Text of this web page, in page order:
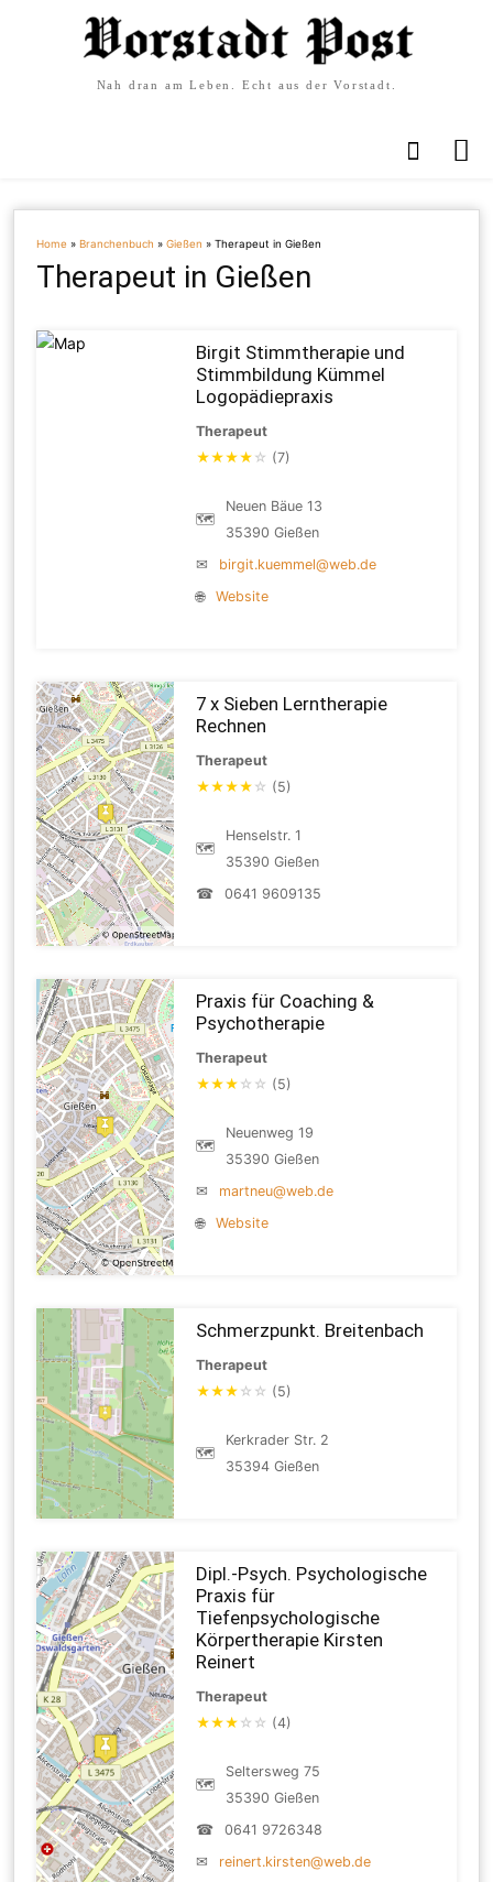
Nah dran am Leben. Echt aus der Vorstadt.
Home »Branchenbuch »Gießen »Therapeut in Gießen
Therapeut in Gießen
Birgit Stimmtherapie und
Stimmbildung Kümmel
Logopädiepraxis
Therapeut
★★★★ ☆ (7)
🗺
Neuen Bäue 13
35390 Gießen
✉
birgit.kuemmel@web.de
🌐
Website
7 x Sieben Lerntherapie
Rechnen
Therapeut
★★★★ ☆ (5)
🗺
Henselstr. 1
35390 Gießen
☎
0641 9609135
Praxis für Coaching &
Psychotherapie
Therapeut
★★★ ☆ ☆ (5)
🗺
Neuenweg 19
35390 Gießen
✉
martneu@web.de
🌐
Website
Schmerzpunkt. Breitenbach
Therapeut
★★★ ☆ ☆ (5)
🗺
Kerkrader Str. 2
35394 Gießen
Dipl.-Psych. Psychologische
Praxis für
Tiefenpsychologische
Körpertherapie Kirsten
Reinert
Therapeut
★★★ ☆ ☆ (4)
🗺
Seltersweg 75
35390 Gießen
☎
0641 9726348
✉
reinert.kirsten@web.de